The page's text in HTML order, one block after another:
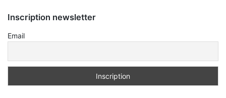
Inscription newsletter
Email